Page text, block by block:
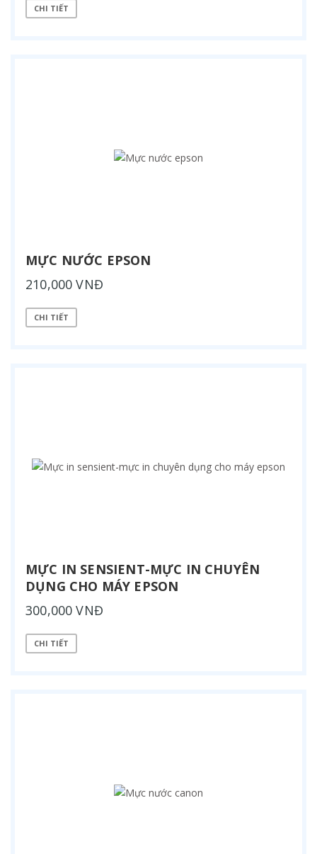
CHI TIẾT
MỰC NƯỚC EPSON
210,000 VNĐ
CHI TIẾT
MỰC IN SENSIENT-MỰC IN CHUYÊN
DỤNG CHO MÁY EPSON
300,000 VNĐ
CHI TIẾT